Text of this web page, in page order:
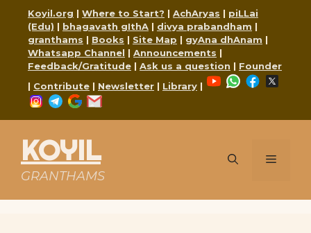
content
Koyil.org | Where to Start? | AchAryas | piLLai
(Edu) | bhagavath gIthA | divya prabandham |
granthams | Books | Site Map | gyAna dhAnam |
Whatsapp Channel | Announcements |
Feedback/Gratitude | Ask us a question | Founder
| Contribute | Newsletter | Library |
YouTubeWhatsApp
Facebook
Instagram
Telegram
Google
KOYIL
GRANTHAMS
Menu